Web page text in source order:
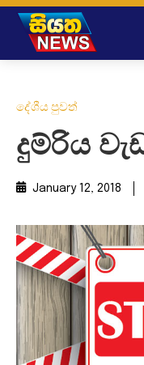
දේශීය පුවත්
දුම්රිය
January 12, 2018